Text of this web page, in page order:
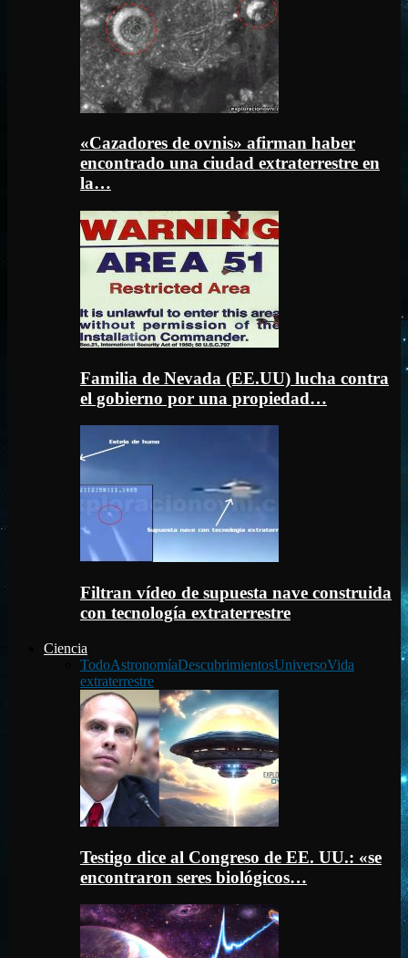
«Cazadores de ovnis» afirman haber
encontrado una ciudad extraterrestre en
la…
Familia de Nevada (EE.UU) lucha contra
el gobierno por una propiedad…
Filtran vídeo de supuesta nave construida
con tecnología extraterrestre
Ciencia
TodoAstronomíaDescubrimientosUniversoVida
extraterrestre
Testigo dice al Congreso de EE. UU.: «se
encontraron seres biológicos…